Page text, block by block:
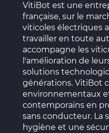
VitiBot est une
française, sur le
viticoles électriques
travailler en toute
accompagne les
l'amélioration de
solutions
générations. VitiBot
environnementaux
contemporains en
sans conducteur. La
hygiène et une